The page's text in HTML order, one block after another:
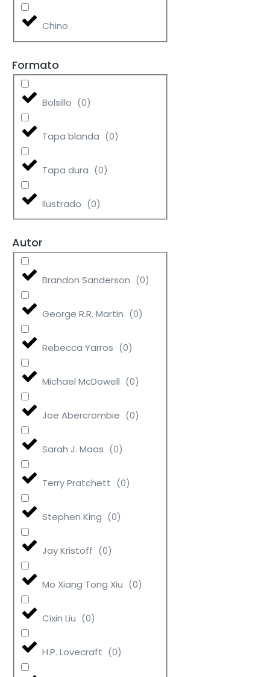
Chino
Formato
Bolsillo (0)
Tapa blanda (0)
Tapa dura (0)
Ilustrado (0)
Autor
Brandon Sanderson (0)
George R.R. Martin (0)
Rebecca Yarros (0)
Michael McDowell (0)
Joe Abercrombie (0)
Sarah J. Maas (0)
Terry Pratchett (0)
Stephen King (0)
Jay Kristoff (0)
Mo Xiang Tong Xiu (0)
Cixin Liu (0)
H.P. Lovecraft (0)